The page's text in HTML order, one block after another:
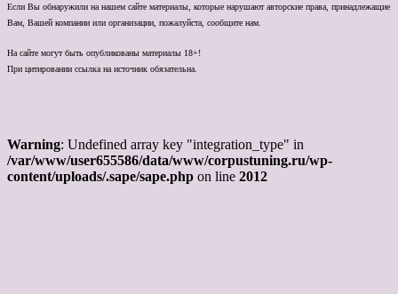
Если Вы обнаружили на нашем сайте материалы, которые нарушают авторские права, принадлежащие
Вам, Вашей компании или организации, пожалуйста, сообщите нам.
На сайте могут быть опубликованы материалы 18+!
При цитировании ссылка на источник обязательна.
Warning: Undefined array key "integration_type" in
/var/www/user655586/data/www/corpustuning.ru/wp-
content/uploads/.sape/sape.php on line 2012